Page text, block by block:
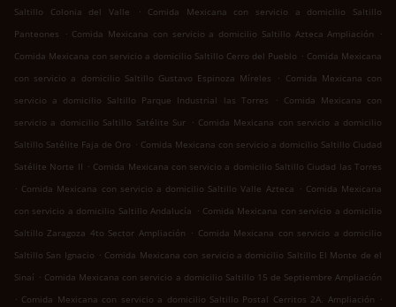
Saltillo Colonia del Valle
.
Comida Mexicana con servicio a domicilio Saltillo
Panteones
. Comida Mexicana con servicio a domicilio Saltillo Azteca Ampliación
.
Comida Mexicana con servicio a domicilio Saltillo Cerro del Pueblo . Comida Mexicana
con servicio a domicilio Saltillo Gustavo Espinoza Míreles
. Comida Mexicana con
servicio a domicilio Saltillo Parque Industrial las Torres
. Comida Mexicana con
servicio a domicilio Saltillo Satélite Sur . Comida Mexicana con servicio a domicilio
Saltillo Satélite Faja de Oro . Comida Mexicana con servicio a domicilio Saltillo Ciudad
Satélite Norte II . Comida Mexicana con servicio a domicilio Saltillo Ciudad las Torres
. Comida Mexicana con servicio a domicilio Saltillo Valle Azteca . Comida Mexicana
con servicio a domicilio Saltillo Andalucía . Comida Mexicana con servicio a domicilio
Saltillo Zaragoza 4to Sector Ampliación . Comida Mexicana con servicio a domicilio
Saltillo San Ignacio . Comida Mexicana con servicio a domicilio Saltillo El Monte de el
Sinaí . Comida Mexicana con servicio a domicilio Saltillo 15 de Septiembre Ampliación
. Comida Mexicana con servicio a domicilio Saltillo Postal Cerritos 2A. Ampliación .